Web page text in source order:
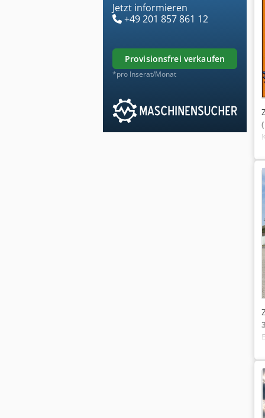
Jetzt informieren
+49 201 857 861 12
provisionsfrei verkaufen
*pro Inserat/Monat